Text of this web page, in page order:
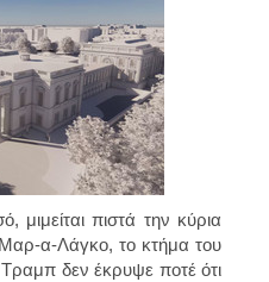
μιμείται πιστά την κύρια
α-Λάγκο, το κτήμα του
δεν έκρυψε ποτέ ότι